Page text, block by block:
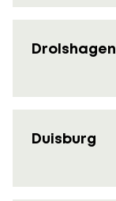
Drolshagen
Duisburg